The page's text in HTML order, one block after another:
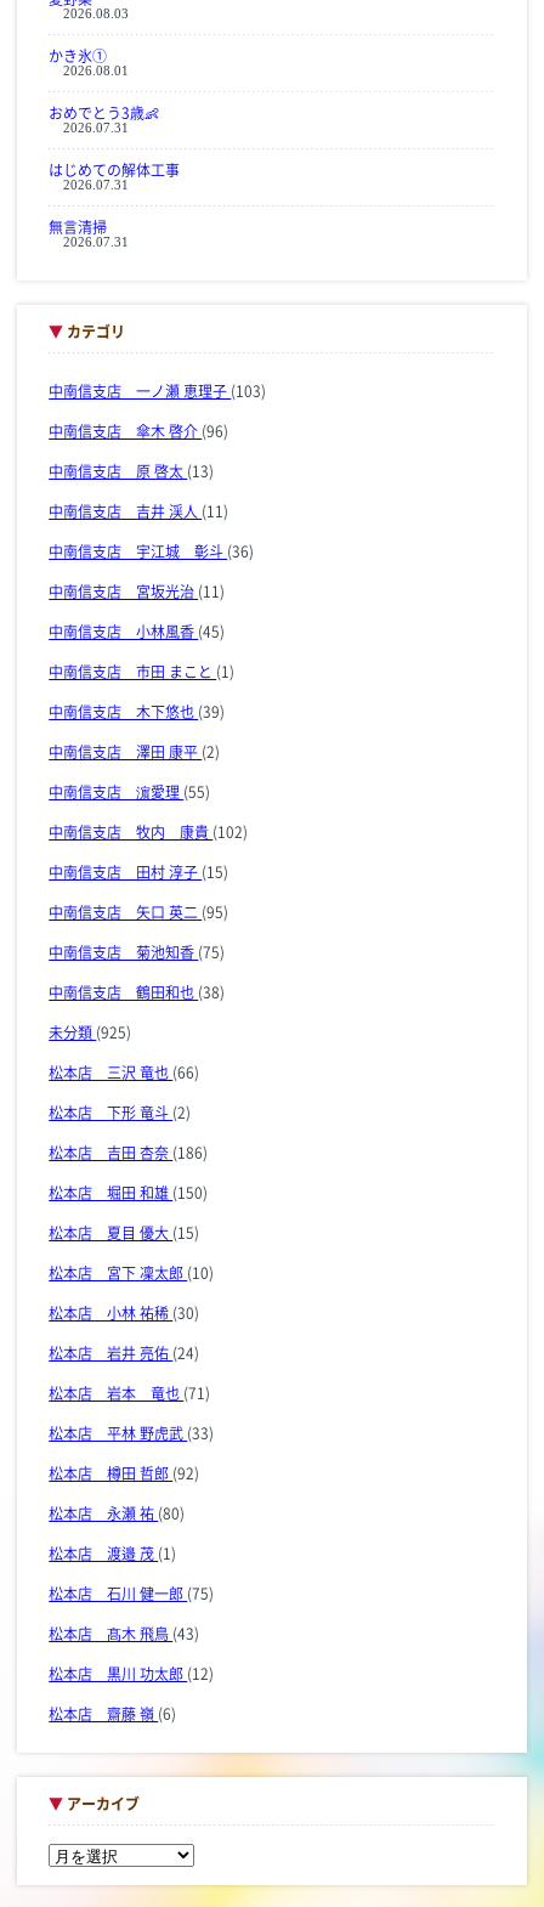
2026.08.03
かき氷①
2026.08.01
おめでとう3歳👶
2026.07.31
はじめての解体工事
2026.07.31
無言清掃
2026.07.31
▼ カテゴリ
中南信支店 一ノ瀬 恵理子 (103)
中南信支店 傘木 啓介 (96)
中南信支店 原 啓太 (13)
中南信支店 吉井 渓人 (11)
中南信支店 宇江城 彰斗 (36)
中南信支店 宮坂光治 (11)
中南信支店 小林風香 (45)
中南信支店 市田 まこと (1)
中南信支店 木下悠也 (39)
中南信支店 澤田 康平 (2)
中南信支店 濵愛理 (55)
中南信支店 牧内 康貴 (102)
中南信支店 田村 淳子 (15)
中南信支店 矢口 英二 (95)
中南信支店 菊池知香 (75)
中南信支店 鶴田和也 (38)
未分類 (925)
松本店 三沢 竜也 (66)
松本店 下形 竜斗 (2)
松本店 吉田 杏奈 (186)
松本店 堀田 和雄 (150)
松本店 夏目 優大 (15)
松本店 宮下 凜太郎 (10)
松本店 小林 祐稀 (30)
松本店 岩井 亮佑 (24)
松本店 岩本 竜也 (71)
松本店 平林 野虎武 (33)
松本店 樽田 哲郎 (92)
松本店 永瀬 祐 (80)
松本店 渡邉 茂 (1)
松本店 石川 健一郎 (75)
松本店 髙木 飛鳥 (43)
松本店 黒川 功太郎 (12)
松本店 齋藤 嶺 (6)
▼ アーカイブ